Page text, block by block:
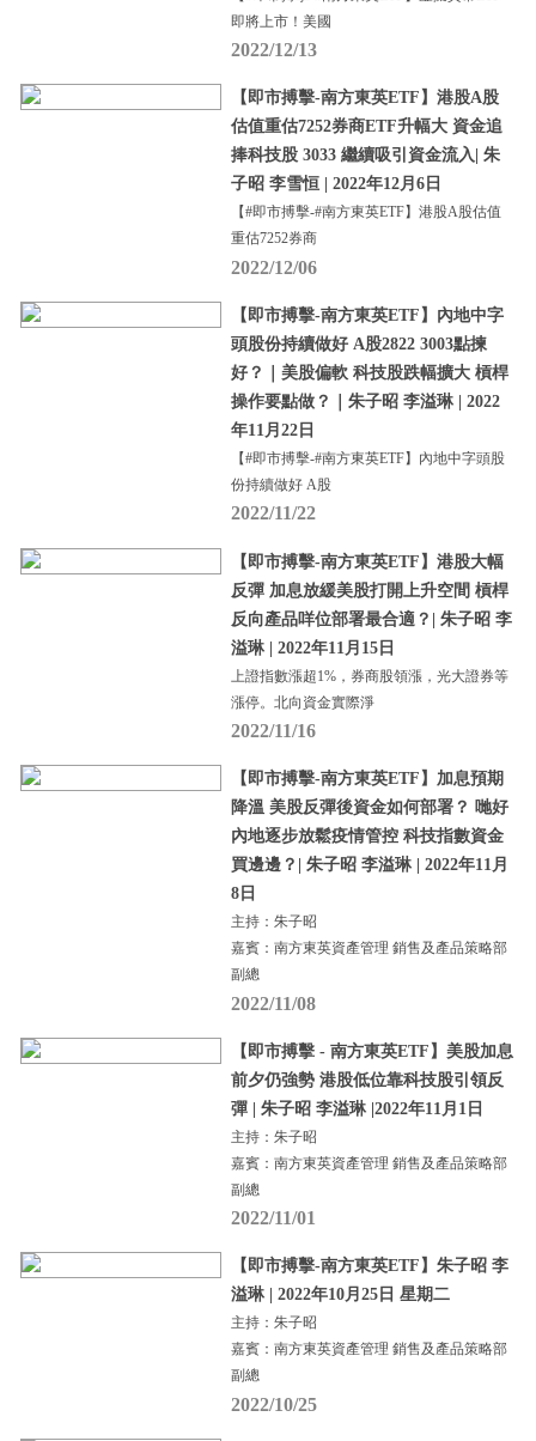
即將上市！美國
2022/12/13
【即市搏擊-南方東英ETF】港股A股
估值重估7252券商ETF升幅大 資金追
捧科技股 3033 繼續吸引資金流入| 朱
子昭 李雪恒 | 2022年12月6日
【#即市搏擊-#南方東英ETF】港股A股估值
重估7252券商
2022/12/06
【即市搏擊-南方東英ETF】內地中字
頭股份持續做好 A股2822 3003點揀
好？｜美股偏軟 科技股跌幅擴大 槓桿
操作要點做？｜朱子昭 李溢琳 | 2022
年11月22日
【#即市搏擊-#南方東英ETF】內地中字頭股
份持續做好 A股
2022/11/22
【即市搏擊-南方東英ETF】港股大幅
反彈 加息放緩美股打開上升空間 槓桿
反向產品咩位部署最合適？| 朱子昭 李
溢琳 | 2022年11月15日
上證指數漲超1%，券商股領漲，光大證券等
漲停。北向資金實際淨
2022/11/16
【即市搏擊-南方東英ETF】加息預期
降溫 美股反彈後資金如何部署？ 哋好
內地逐步放鬆疫情管控 科技指數資金
買邊邊？| 朱子昭 李溢琳 | 2022年11月
8日
主持：朱子昭
嘉賓：南方東英資產管理 銷售及產品策略部
副總
2022/11/08
【即市搏擊 - 南方東英ETF】美股加息
前夕仍強勢 港股低位靠科技股引領反
彈 | 朱子昭 李溢琳 |2022年11月1日
主持：朱子昭
嘉賓：南方東英資產管理 銷售及產品策略部
副總
2022/11/01
【即市搏擊-南方東英ETF】朱子昭 李
溢琳 | 2022年10月25日 星期二
主持：朱子昭
嘉賓：南方東英資產管理 銷售及產品策略部
副總
2022/10/25